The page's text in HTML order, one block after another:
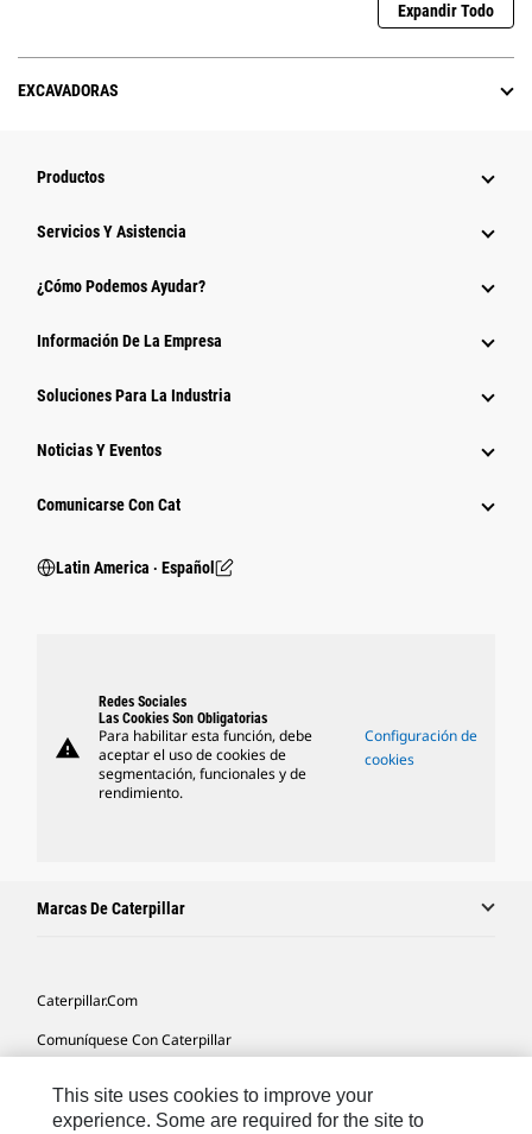
Expandir Todo
EXCAVADORAS
Productos
Servicios Y Asistencia
¿Cómo Podemos Ayudar?
Información De La Empresa
Soluciones Para La Industria
Noticias Y Eventos
Comunicarse Con Cat
Latin America ‧ Español
warning
Redes Sociales
Las Cookies Son Obligatorias
Para habilitar esta función, debe
aceptar el uso de cookies de
segmentación, funcionales y de
rendimiento.
Configuración de
cookies
Marcas De Caterpillar
Caterpillar.com
Comuníquese Con Caterpillar
Mapa Del Sitio
This site uses cookies to improve your
experience. Some are required for the site to